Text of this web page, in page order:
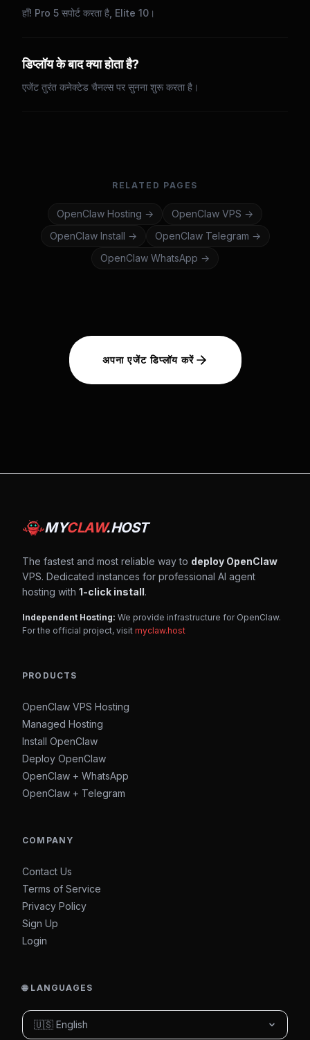
हाँ! Pro 5 सपोर्ट करता है, Elite 10।
डिप्लॉय के बाद क्या होता है?
एजेंट तुरंत कनेक्टेड चैनल्स पर सुनना शुरू करता है।
RELATED PAGES
OpenClaw Hosting → OpenClaw VPS →
OpenClaw Install → OpenClaw Telegram →
OpenClaw WhatsApp →
अपना एजेंट डिप्लॉय करें
MYCLAW.HOST
The fastest and most reliable way to deploy OpenClaw
VPS. Dedicated instances for professional AI agent
hosting with 1-click install.
Independent Hosting: We provide infrastructure for OpenClaw.
For the official project, visit myclaw.host
PRODUCTS
OpenClaw VPS Hosting
Managed Hosting
Install OpenClaw
Deploy OpenClaw
OpenClaw + WhatsApp
OpenClaw + Telegram
COMPANY
Contact Us
Terms of Service
Privacy Policy
Sign Up
Login
🌐 LANGUAGES
🇺🇸 English